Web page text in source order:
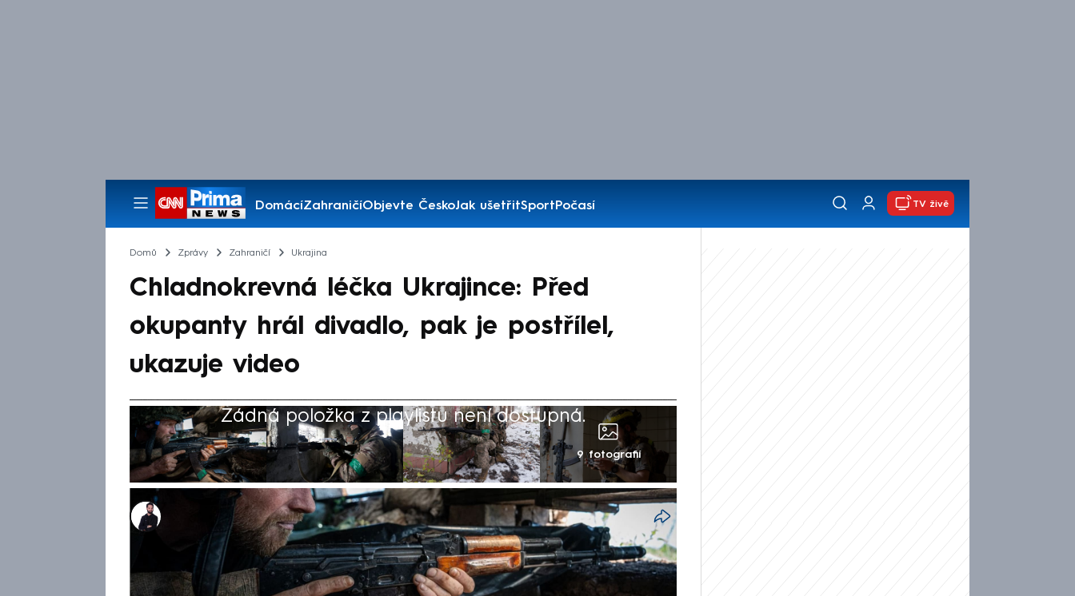
DomácíZahraničíObjevte ČeskoJak ušetřitSportPočasí
Pořady
TV živě
Domů Zprávy Zahraničí Ukrajina
Chladnokrevná léčka Ukrajince: Před
okupanty hrál divadlo, pak je postřílel,
ukazuje video
Žádná položka z playlistu není dostupná.
9 fotografií
Marek Veselý
29. lis 2025, 14:58
Ukrajinský 7. sbor rychlé reakce se pochlubil záběry, na nichž se jeho
člen vypořádal se dvěma ruskými okupanty. Ukrajinec u doněckého